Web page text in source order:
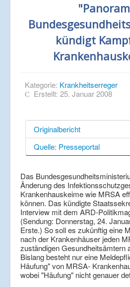
kündigt
Kategorie: Krankheitserreger
Erstellt: 25. Januar 2008
Originalbericht
Quelle: Presseportal
Das
Änderung des
Krankenhauskeime wie MRSA
können. Das kündigte
Interview mit dem ARD-
(Sendung: Donnerstag, 24.
Erste.) So soll es zukünftig eine
nach der Krankenhäuser jeden
zuständigen Gesundheitsämtern
Bislang besteht nur eine
Häufung" von MRSA-
wobei "Häufung" nicht genauer